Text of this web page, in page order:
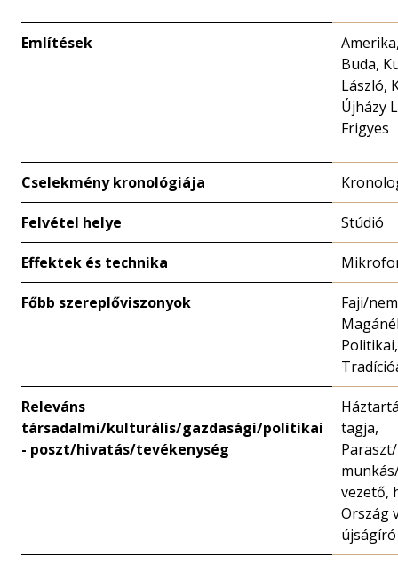
Említések
Buda,
László,
Újházy
Frigyes
Cselekmény kronológiája
Felvétel helye Stúdió
Effektek és technika
Főbb szereplőviszonyok
Faji/
Politikai,
Releváns
társadalmi/kulturális/gazdasági/politikai
- poszt/hivatás/tevékenység
tagja,
vezető,
Ország
újságíró